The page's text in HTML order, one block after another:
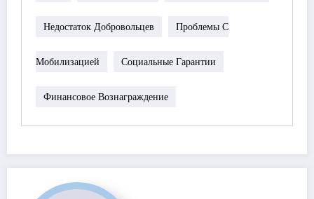
Недостаток Добровольцев Проблемы С
Мобилизацией Социальные Гарантии
Финансовое Вознаграждение